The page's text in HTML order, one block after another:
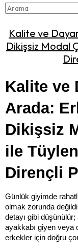
Kalite ve
Dikişsiz Modal
Kalite ve
Arada:
Dikişsiz
ile
Dirençli
Günlük giyimde
olmak zorunda
detayı gibi
ayakkabı giyen veya
erkekler için doğru